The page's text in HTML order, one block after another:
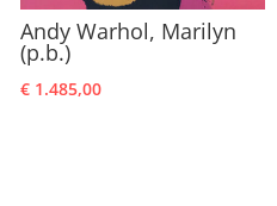
Andy Warhol, Marilyn
(p.b.)
€1.485,00